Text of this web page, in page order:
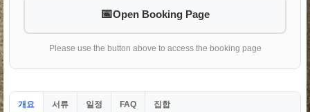
Open Booking Page
Please use the button above to access the booking page
개요 서류 일정 FAQ 집합